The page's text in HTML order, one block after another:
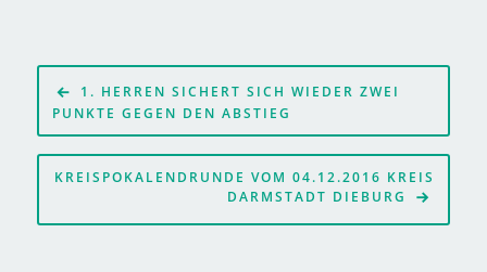
Beitragsnavigation
1. HERREN SICHERT SICH WIEDER ZWEI
PUNKTE GEGEN DEN ABSTIEG
KREISPOKALENDRUNDE VOM 04.12.2016 KREIS
DARMSTADT DIEBURG